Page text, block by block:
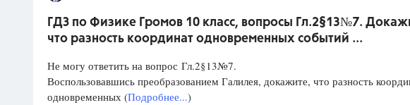
ГДЗ по Физике Громов 10 класс, вопросы Гл.2§13№7.
что разность координат одновременных событий ...
Не могу ответить на вопрос Гл.2§13№7.
Воспользовавшись преобразованием Галилея, докажите, что разность
одновременных (Подробнее...)